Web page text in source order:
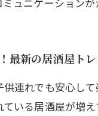
最新の居酒屋ト
連れでも安心し
いる居酒屋が増